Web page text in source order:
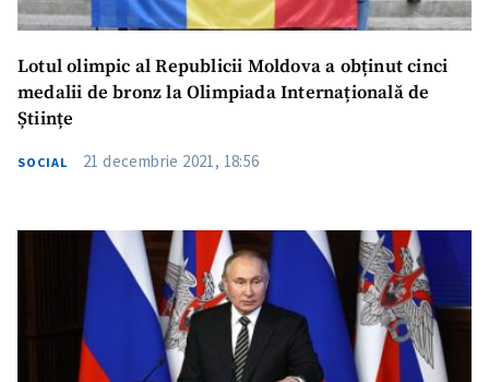
Lotul olimpic al Republicii Moldova a obținut cinci
medalii de bronz la Olimpiada Internațională de
Științe
SOCIAL 21 decembrie 2021, 18:56